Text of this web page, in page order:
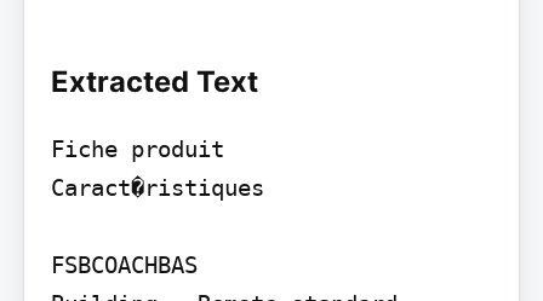
Extracted Text
Fiche produit
Caract�ristiques
FSBCOACHBAS